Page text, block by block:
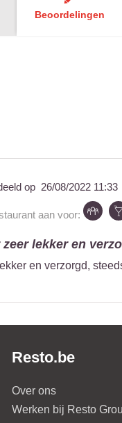
Beoordelingen
op 26/08/2022 11:33
aan voor:
lekker en
en verzorgd,
Resto.be
Over ons
Werken bij Resto